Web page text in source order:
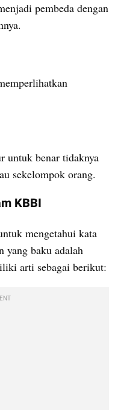
pembeda dengan
untuk benar tidaknya
sekelompok orang.
KBBI
mengetahui kata
baku adalah
arti sebagai berikut: